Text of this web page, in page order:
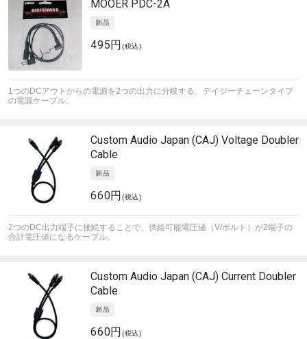
MOOER PDC-2A
495円(税込)
1つのDCアウトからの電源を2つの出力に分岐する、デイジーチェーンタイプ
の電源ケーブル。
Custom Audio Japan (CAJ) Voltage Doubler
Cable
660円(税込)
2つのDC出力端子に接続することで、供給可能電圧値（V/ボルト）が2端子の
合計電圧値になるケーブル。
Custom Audio Japan (CAJ) Current Doubler
Cable
660円(税込)